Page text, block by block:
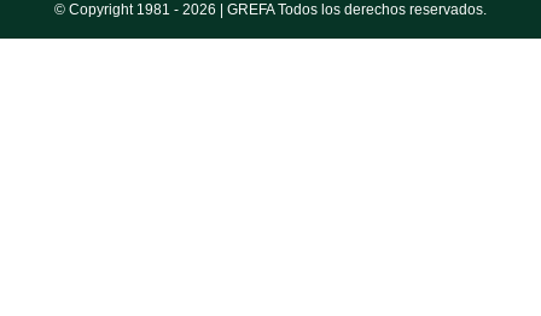
© Copyright 1981 - 2026 | GREFA Todos los derechos reservados.